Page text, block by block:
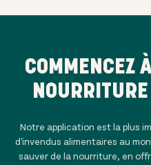
COMMENCEZ
Notre application est la plus
d'invendus alimentaires au
sauver de la nourriture, en